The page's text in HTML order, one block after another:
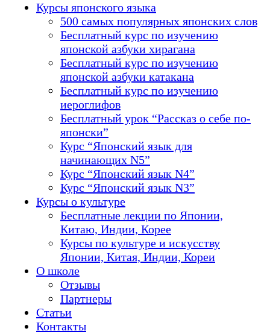
Курсы японского языка
500 самых популярных японских слов
Бесплатный курс по изучению
японской азбуки хирагана
Бесплатный курс по изучению
японской азбуки катакана
Бесплатный курс по изучению
иероглифов
Бесплатный урок “Рассказ о себе по-
японски”
Курс “Японский язык для
начинающих N5”
Курс “Японский язык N4”
Курс “Японский язык N3”
Курсы о культуре
Бесплатные лекции по Японии,
Китаю, Индии, Корее
Курсы по культуре и искусству
Японии, Китая, Индии, Кореи
О школе
Отзывы
Партнеры
Статьи
Контакты